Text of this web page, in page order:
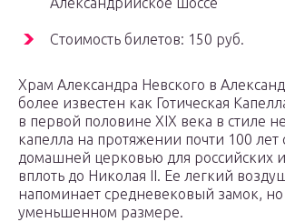
Стоимость билетов: 150 руб.
Храм Александра Невского в
более известен как Готическая
в первой половине XIX века в стиле
капелла на протяжении почти 100 лет
домашней церковью для российских
вплоть до Николая II. Ее легкий
напоминает средневековый замок, но
уменьшенном размере.